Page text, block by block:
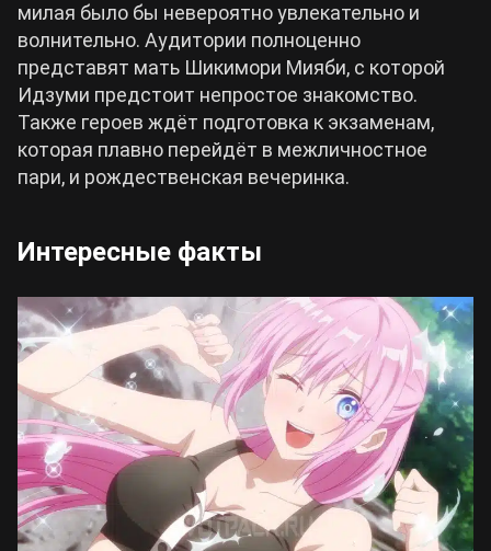
милая было бы невероятно увлекательно и
волнительно. Аудитории полноценно
представят мать Шикимори Мияби, с которой
Идзуми предстоит непростое знакомство.
Также героев ждёт подготовка к экзаменам,
которая плавно перейдёт в межличностное
пари, и рождественская вечеринка.
Интересные факты